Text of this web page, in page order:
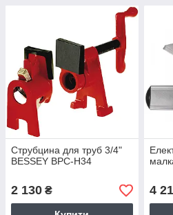
Струбцина для труб 3/4"
BESSEY BPC-H34
2 130 ₴ 4